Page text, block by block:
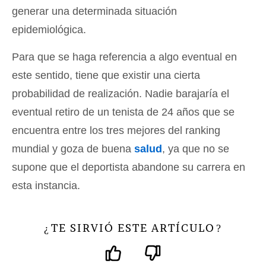
generar una determinada situación
epidemiológica.
Para que se haga referencia a algo eventual en
este sentido, tiene que existir una cierta
probabilidad de realización. Nadie barajaría el
eventual retiro de un tenista de 24 años que se
encuentra entre los tres mejores del ranking
mundial y goza de buena salud, ya que no se
supone que el deportista abandone su carrera en
esta instancia.
¿ TE SIRVIÓ ESTE ARTÍCULO ?